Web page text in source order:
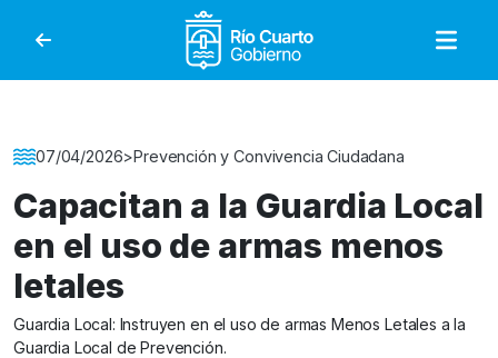
Gobierno de Río
Detalle de la Noticia
07/04/2026>Prevención y Convivencia Ciudadana
Capacitan a la Guardia Local
en el uso de armas menos
letales
Guardia Local: Instruyen en el uso de armas Menos Letales a la
Guardia Local de Prevención.